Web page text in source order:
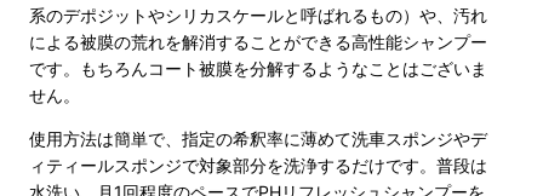
系のデポジットやシリカスケールと呼ばれるもの）や、汚れ
による被膜の荒れを解消することができる高性能シャンプー
です。もちろんコート被膜を分解するようなことはございま
せん。
使用方法は簡単で、指定の希釈率に薄めて洗車スポンジやデ
ィティールスポンジで対象部分を洗浄するだけです。普段は
水洗い、月1回程度のペースでPHリフレッシュシャンプーを